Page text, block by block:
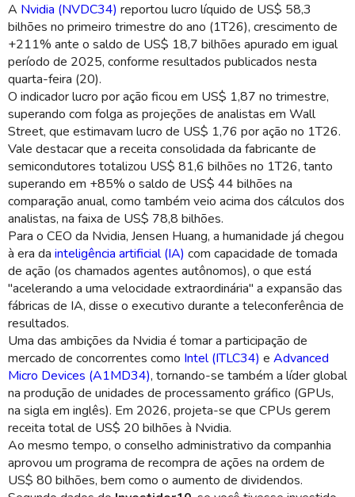
A Nvidia (NVDC34) reportou lucro líquido de US$ 58,3
bilhões no primeiro trimestre do ano (1T26), crescimento de
+211% ante o saldo de US$ 18,7 bilhões apurado em igual
período de 2025, conforme resultados publicados nesta
quarta-feira (20).
O indicador lucro por ação ficou em US$ 1,87 no trimestre,
superando com folga as projeções de analistas em Wall
Street, que estimavam lucro de US$ 1,76 por ação no 1T26.
Vale destacar que a receita consolidada da fabricante de
semicondutores totalizou US$ 81,6 bilhões no 1T26, tanto
superando em +85% o saldo de US$ 44 bilhões na
comparação anual, como também veio acima dos cálculos dos
analistas, na faixa de US$ 78,8 bilhões.
Para o CEO da Nvidia, Jensen Huang, a humanidade já chegou
à era da inteligência artificial (IA) com capacidade de tomada
de ação (os chamados agentes autônomos), o que está
"acelerando a uma velocidade extraordinária" a expansão das
fábricas de IA, disse o executivo durante a teleconferência de
resultados.
Uma das ambições da Nvidia é tomar a participação de
mercado de concorrentes como Intel (ITLC34) e Advanced
Micro Devices (A1MD34), tornando-se também a líder global
na produção de unidades de processamento gráfico (GPUs,
na sigla em inglês). Em 2026, projeta-se que CPUs gerem
receita total de US$ 20 bilhões à Nvidia.
Ao mesmo tempo, o conselho administrativo da companhia
aprovou um programa de recompra de ações na ordem de
US$ 80 bilhões, bem como o aumento de dividendos.